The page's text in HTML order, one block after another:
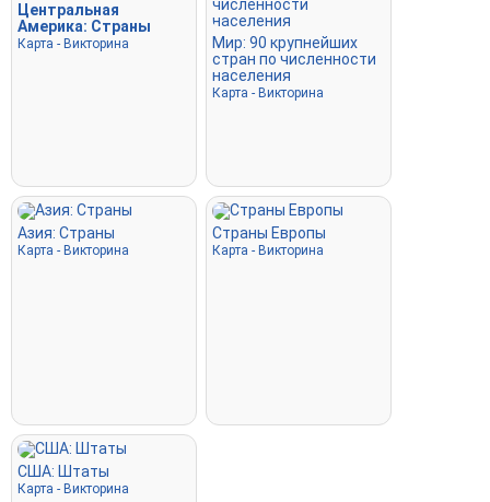
Центральная
Америка: Страны
Карта - Викторина
Мир: 90 крупнейших
стран по численности
населения
Карта - Викторина
Азия: Страны
Карта - Викторина
Страны Европы
Карта - Викторина
США: Штаты
Карта - Викторина